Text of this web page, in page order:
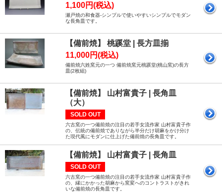
1,100円(税込)
瀬戸焼の和食器-シンプルで使いやすいシンプルでモダン
な長角皿です。
【備前焼】 桃蹊堂 | 長方皿揃
11,000円(税込)
備前焼六姓窯元の一つ 備前焼窯元桃蹊堂(桃山窯)の長方
皿(2枚組)
【備前焼】 山村富貴子 | 長角皿
（大）
SOLD OUT
六古窯の一つ備前焼の注目の若手女流作家 山村富貴子作
の、伝統の備前焼でありながら半分だけ胡麻をかけ分け
た現代風にモダンに仕上げた備前焼の長角皿です。
【備前焼】 山村富貴子 | 長角皿
SOLD OUT
六古窯の一つ備前焼の注目の若手女流作家 山村富貴子作
の、縁にかかった胡麻から窯変へのコントラストがきれ
いな備前焼の長角皿です。